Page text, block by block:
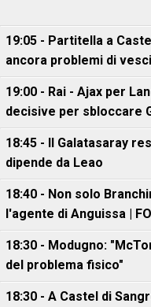
19:05 - Partitella a
ancora problemi di
19:00 - Rai - Ajax per
decisive per sbloccare
18:45 - Il Galatasaray
dipende da Leao
18:40 - Non solo
l'agente di Anguissa |
18:30 - Modugno:
del problema fisico"
18:30 - A Castel di